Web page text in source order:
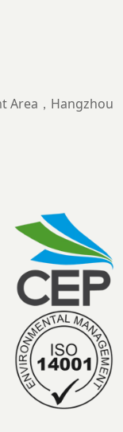
Area，Hangzhou